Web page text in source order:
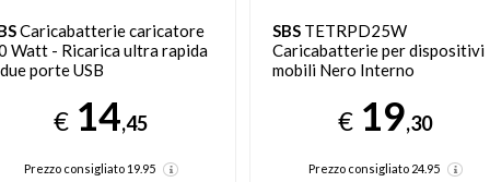
TETRPD25W
per dispositivi
Nero Interno
€ 19,30
Prezzo consigliato24.95
SBS TETR1CPD25
Caricabatterie per dispositivi
mobili Smartphone, Tablet
€ 8,48
Prezzo precedente 10,77 (-21%)